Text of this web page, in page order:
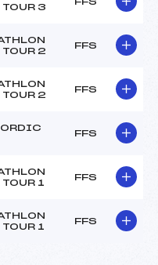
3
2
FFS
2
FFS
FFS
1
FFS
1
FFS